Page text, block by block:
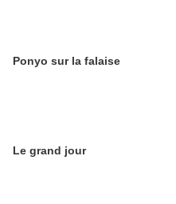
Ponyo sur la falaise
Le grand jour